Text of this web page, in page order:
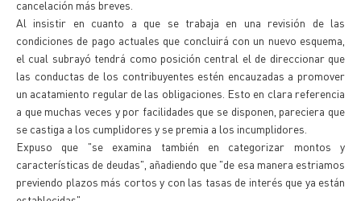
cancelación más breves.
Al insistir en cuanto a que se trabaja en una revisión de las
condiciones de pago actuales que concluirá con un nuevo esquema,
el cual subrayó tendrá como posición central el de direccionar que
las conductas de los contribuyentes estén encauzadas a promover
un acatamiento regular de las obligaciones. Esto en clara referencia
a que muchas veces y por facilidades que se disponen, pareciera que
se castiga a los cumplidores y se premia a los incumplidores.
Expuso que "se examina también en categorizar montos y
características de deudas", añadiendo que "de esa manera estriamos
previendo plazos más cortos y con las tasas de interés que ya están